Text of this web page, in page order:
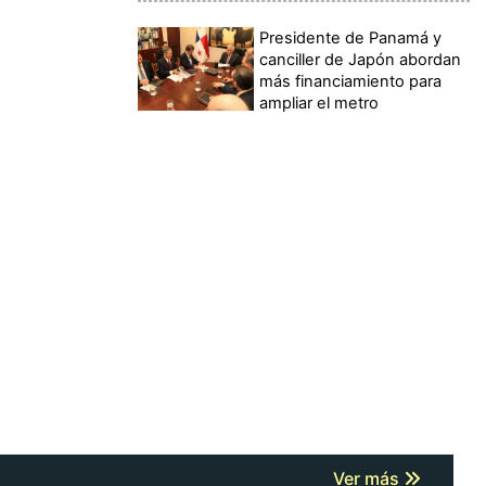
Presidente de Panamá y
canciller de Japón abordan
más financiamiento para
ampliar el metro
Ver más